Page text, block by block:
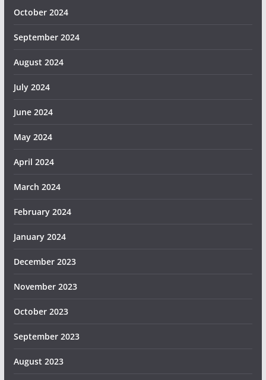
October 2024
September 2024
August 2024
July 2024
June 2024
May 2024
April 2024
March 2024
February 2024
January 2024
December 2023
November 2023
October 2023
September 2023
August 2023